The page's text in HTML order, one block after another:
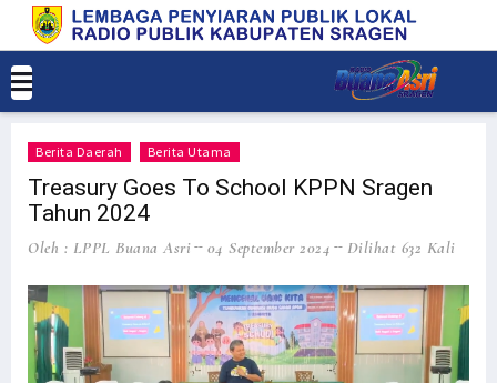
Berita Daerah Berita Utama
Treasury Goes To School KPPN Sragen
Tahun 2024
Oleh : LPPL Buana Asri 04 September 2024 Dilihat 632 Kali